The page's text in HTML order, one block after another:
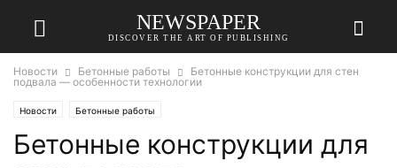
NEWSPAPER
DISCOVER THE ART OF PUBLISHING
Новости Бетонные работы
Бетонные конструкции для стен
подвала — особенности технологии
Новости Бетонные работы
Бетонные конструкции для